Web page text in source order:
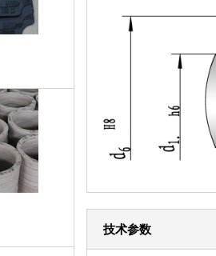
技术参数